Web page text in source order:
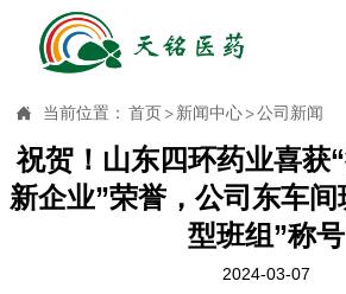
 当前位置： 首页 > 新闻中心 >公司新闻
祝贺！山东四环药业喜获
新企业”荣誉，公司东车
型班组”称号
2024-03-07